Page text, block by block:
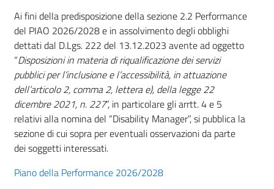
Ai fini della predisposizione della sezione 2.2 Performance
del PIAO 2026/2028 e in assolvimento degli obblighi
dettati dal D.Lgs. 222 del 13.12.2023 avente ad oggetto
“Disposizioni in materia di riqualificazione dei servizi
pubblici per l’inclusione e l’accessibilità, in attuazione
dell’articolo 2, comma 2, lettera e), della legge 22
dicembre 2021, n. 227”, in particolare gli arrtt. 4 e 5
relativi alla nomina del “Disability Manager”, si pubblica la
sezione di cui sopra per eventuali osservazioni da parte
dei soggetti interessati.
Piano della Performance 2026/2028